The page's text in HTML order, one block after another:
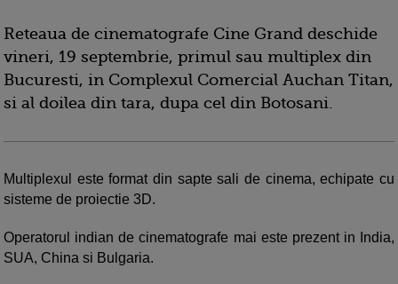
Reteaua de cinematografe Cine Grand deschide
vineri, 19 septembrie, primul sau multiplex din
Bucuresti, in Complexul Comercial Auchan Titan,
si al doilea din tara, dupa cel din Botosani.
Multiplexul este format din sapte sali de cinema, echipate cu
sisteme de proiectie 3D.
Operatorul indian de cinematografe mai este prezent in India,
SUA, China si Bulgaria.